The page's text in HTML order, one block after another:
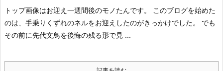
トップ画像はお迎え一週間後のモノたんです。
このブログを始めた
のは、手乗りくずれのネルをお迎えしたのがきっかけでした。
でも
その前に先代文鳥を後悔の残る形で見 ...